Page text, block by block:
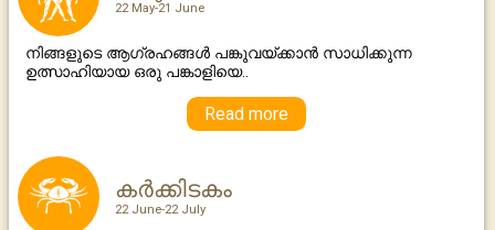
22 May-21 June
നിങ്ങളുടെ ആഗ്രഹങ്ങള്‍ പങ്കുവയ്ക്കാന്‍ സാധിക്കുന്ന
ഉത്സാഹിയായ ഒരു പങ്കാളിയെ..
Read more
കര്‍ക്കിടകം
22 June-22 July